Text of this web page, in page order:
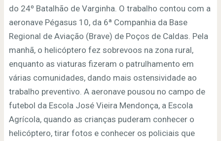
do 24º Batalhão de Varginha. O trabalho contou com a
aeronave Pégasus 10, da 6ª Companhia da Base
Regional de Aviação (Brave) de Poços de Caldas. Pela
manhã, o helicóptero fez sobrevoos na zona rural,
enquanto as viaturas fizeram o patrulhamento em
várias comunidades, dando mais ostensividade ao
trabalho preventivo. A aeronave pousou no campo de
futebol da Escola José Vieira Mendonça, a Escola
Agrícola, quando as crianças puderam conhecer o
helicóptero, tirar fotos e conhecer os policiais que